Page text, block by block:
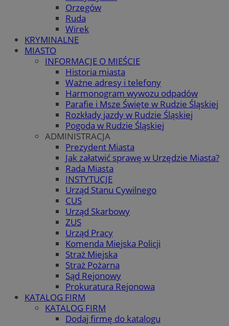
Orzegów
Ruda
Wirek
KRYMINALNE
MIASTO
INFORMACJE O MIEŚCIE
Historia miasta
Ważne adresy i telefony
Harmonogram wywozu odpadów
Parafie i Msze Święte w Rudzie Śląskiej
Rozkłady jazdy w Rudzie Śląskiej
Pogoda w Rudzie Śląskiej
ADMINISTRACJA
Prezydent Miasta
Jak załatwić sprawę w Urzędzie Miasta?
Rada Miasta
INSTYTUCJE
Urząd Stanu Cywilnego
CUS
Urząd Skarbowy
ZUS
Urząd Pracy
Komenda Miejska Policji
Straż Miejska
Straż Pożarna
Sąd Rejonowy
Prokuratura Rejonowa
KATALOG FIRM
KATALOG FIRM
Dodaj firmę do katalogu